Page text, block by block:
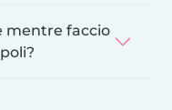
mentre faccio